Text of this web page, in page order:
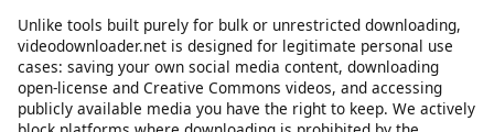
Is there a download limit?
Free users can download videos without a strict daily limit for
legitimate personal use. We apply rate limiting to ensure fair